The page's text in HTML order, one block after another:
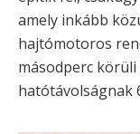
amely inkább
hajtómotoros
másodperc
hatótávolságnak